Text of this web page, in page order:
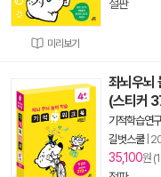
미리보기
절판
좌뇌우뇌
(스티커
기적학습연
길벗스쿨|
35,100원